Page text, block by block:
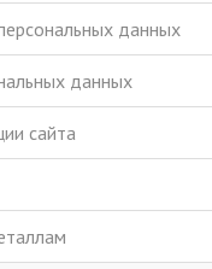
данных
данных
сайта